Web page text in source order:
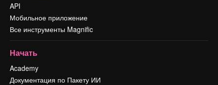
API
Мобильное приложение
Все инструменты Magnific
Начать
Academy
Документация по Пакету ИИ